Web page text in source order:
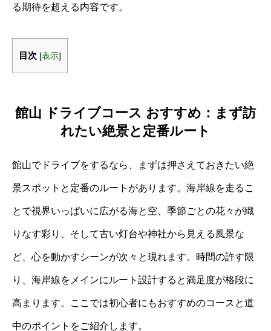
る期待を超える内容です。
目次 [表示]
館山 ドライブコース おすすめ：まず訪
れたい絶景と定番ルート
館山でドライブをするなら、まずは押さえておきたい絶
景スポットと定番のルートがあります。海岸線を走るこ
とで視界いっぱいに広がる海と空、季節ごとの花々が織
りなす彩り、そして古い灯台や神社から見える風景な
ど、心を動かすシーンが次々と現れます。時間の許す限
り、海岸線をメインにルート設計すると満足度が格段に
高まります。ここでは初心者にもおすすめのコースと道
中のポイントをご紹介します。